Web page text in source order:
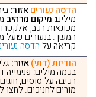
הדסה נעוריםאזור:
מילים: מיקום מרהיב
מכונאות רכב,
המשך. בנעורים פועל
קריאה על הדסה
הודיות (דתי)אזור:
בכמה מילים:
רכיבה על סוסים,
מורים לחניכים.